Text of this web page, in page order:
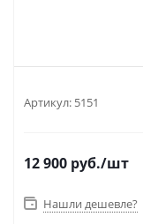
Артикул: 5151
12 900 руб./шт
Нашли дешевле?